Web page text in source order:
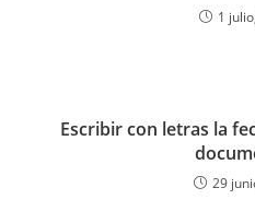
1
Escribir con letras la
29